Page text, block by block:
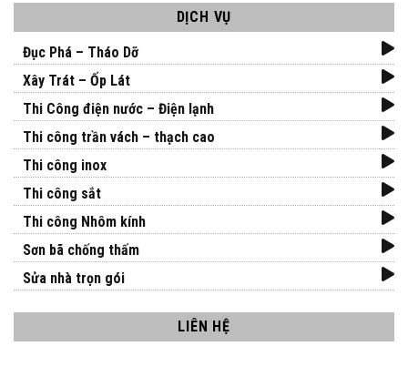
DỊCH VỤ
Đục Phá – Tháo Dỡ
Xây Trát – Ốp Lát
Thi Công điện nước – Điện lạnh
Thi công trần vách – thạch cao
Thi công inox
Thi công sắt
Thi công Nhôm kính
Sơn bã chống thấm
Sửa nhà trọn gói
LIÊN HỆ